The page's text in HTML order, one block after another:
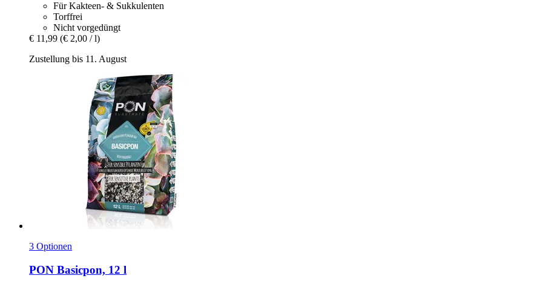
Für Kakteen- & Sukkulenten
Torffrei
Nicht vorgedüngt
€ 11,99 (€ 2,00 / l)
Zustellung bis 11. August
3 Optionen
PON Basicpon, 12 l